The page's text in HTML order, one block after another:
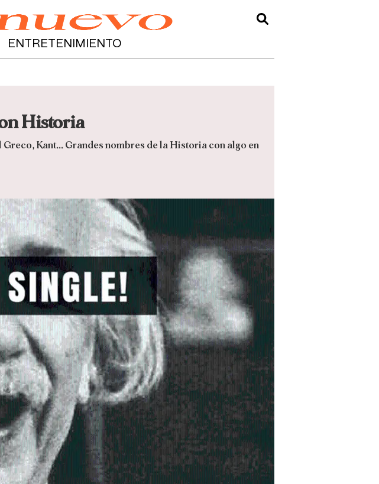
ENTRETENIMIENTO
Historia
Kant… Grandes nombres de la Historia con algo en